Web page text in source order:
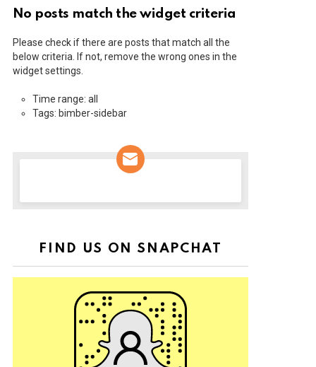
No posts match the widget criteria
Please check if there are posts that match all the
below criteria. If not, remove the wrong ones in the
widget settings.
Time range: all
Tags: bimber-sidebar
FIND US ON SNAPCHAT